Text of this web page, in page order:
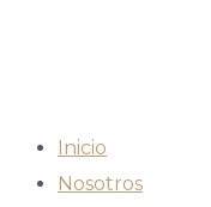
Inicio
Nosotros